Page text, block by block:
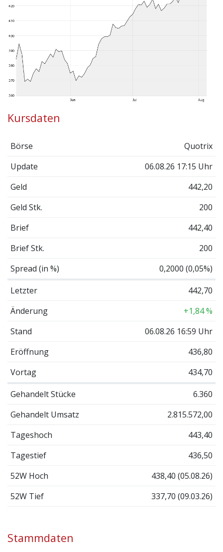
Kursdaten
Börse
Quotrix
Update
06.08.26 17:15 Uhr
Geld
442,20
Geld Stk.
200
Brief
442,40
Brief Stk.
200
Spread (in %)
0,2000 (0,05%)
Letzter
442,70
Änderung
+1,84 %
Stand
06.08.26 16:59 Uhr
Eröffnung
436,80
Vortag
434,70
Gehandelt Stücke
6.360
Gehandelt Umsatz
2.815.572,00
Tageshoch
443,40
Tagestief
436,50
52W Hoch
438,40 (05.08.26)
52W Tief
337,70 (09.03.26)
Stammdaten